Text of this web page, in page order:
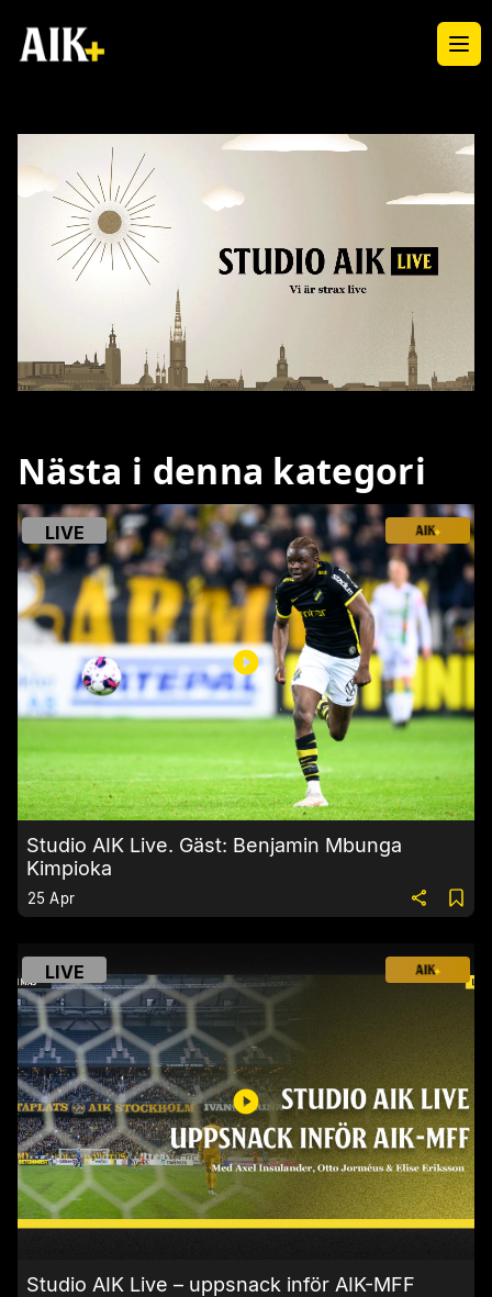
Nästa i denna kategori
LIVE
Studio AIK Live. Gäst: Benjamin Mbunga
Kimpioka
25 Apr
LIVE
Studio AIK Live – uppsnack inför AIK-MFF